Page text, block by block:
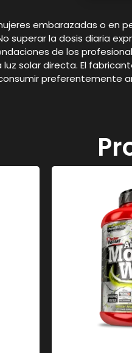
embarazadas o en
superar la dosis diaria
de los
luz solar directa. El
preferentemente